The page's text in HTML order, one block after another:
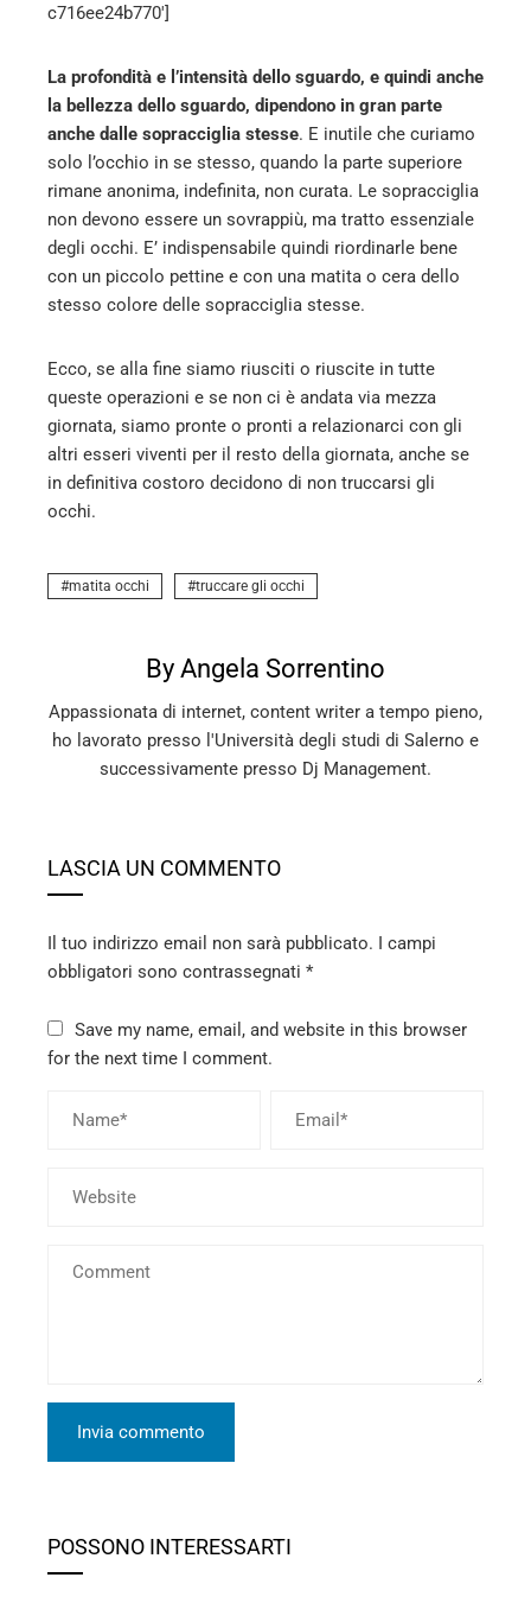
c716ee24b770′]
La profondità e l’intensità dello sguardo, e quindi anche
la bellezza dello sguardo, dipendono in gran parte
anche dalle sopracciglia stesse. E inutile che curiamo
solo l’occhio in se stesso, quando la parte superiore
rimane anonima, indefinita, non curata. Le sopracciglia
non devono essere un sovrappiù, ma tratto essenziale
degli occhi. E’ indispensabile quindi riordinarle bene
con un piccolo pettine e con una matita o cera dello
stesso colore delle sopracciglia stesse.
Ecco, se alla fine siamo riusciti o riuscite in tutte
queste operazioni e se non ci è andata via mezza
giornata, siamo pronte o pronti a relazionarci con gli
altri esseri viventi per il resto della giornata, anche se
in definitiva costoro decidono di non truccarsi gli
occhi.
matita occhi truccare gli occhi
By Angela Sorrentino
Appassionata di internet, content writer a tempo pieno,
ho lavorato presso l'Università degli studi di Salerno e
successivamente presso Dj Management.
LASCIA UN COMMENTO
Il tuo indirizzo email non sarà pubblicato.
I campi
obbligatori sono contrassegnati *
Save my name, email, and website in this browser
for the next time I comment.
POSSONO INTERESSARTI